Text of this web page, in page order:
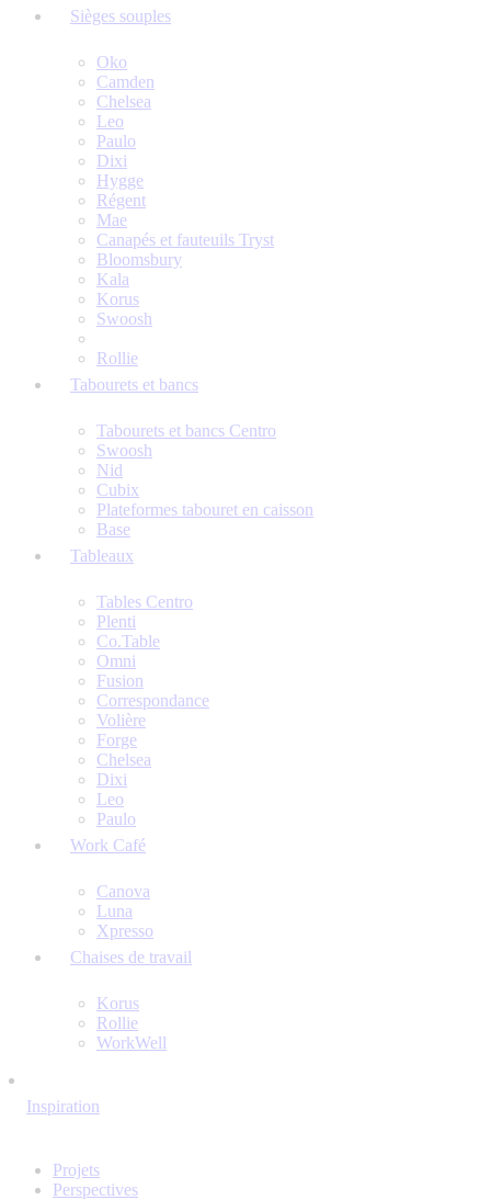
Sièges souples
Oko
Camden
Chelsea
Leo
Paulo
Dixi
Hygge
Régent
Mae
Canapés et fauteuils Tryst
Bloomsbury
Kala
Korus
Swoosh
Rollie
Tabourets et bancs
Tabourets et bancs Centro
Swoosh
Nid
Cubix
Plateformes tabouret en caisson
Base
Tableaux
Tables Centro
Plenti
Co.Table
Omni
Fusion
Correspondance
Volière
Forge
Chelsea
Dixi
Leo
Paulo
Work Café
Canova
Luna
Xpresso
Chaises de travail
Korus
Rollie
WorkWell
Inspiration
Projets
Perspectives